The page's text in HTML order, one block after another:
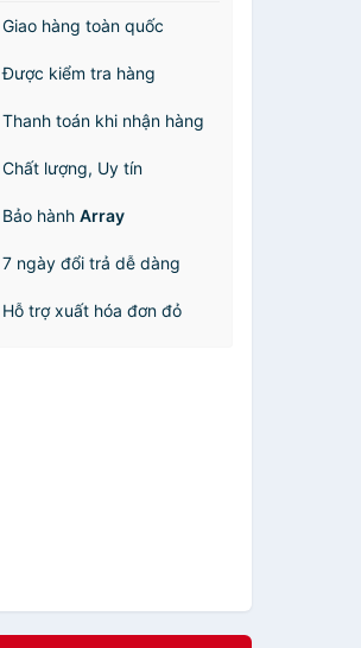
Giao hàng toàn quốc
Được kiểm tra hàng
Thanh toán khi nhận hàng
Chất lượng, Uy tín
Bảo hànhArray
7 ngày đổi trả dễ dàng
Hỗ trợ xuất hóa đơn đỏ